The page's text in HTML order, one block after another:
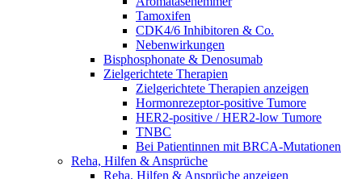
Tamoxifen
CDK4/6 Inhibitoren & Co.
Nebenwirkungen
Bisphosphonate & Denosumab
Zielgerichtete Therapien
Zielgerichtete Therapien anzeigen
Hormonrezeptor-positive Tumore
HER2-positive / HER2-low Tumore
TNBC
Bei Patientinnen mit BRCA-Mutationen
Reha, Hilfen & Ansprüche
Reha, Hilfen & Ansprüche anzeigen